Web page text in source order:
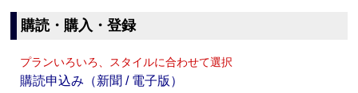
購読・購入・登録
プランいろいろ、スタイルに合わせて選択
購読申込み（新聞 / 電子版）